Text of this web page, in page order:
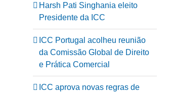
ICC Portugal na reunião
do Grupo Regional
Consultivo Europeu da
ICC
Bancária da
com
Harsh Pati Singhania eleito
Presidente da ICC
ICC Portugal acolheu reunião
da Comissão Global de Direito
e Prática Comercial
ICC aprova novas regras de